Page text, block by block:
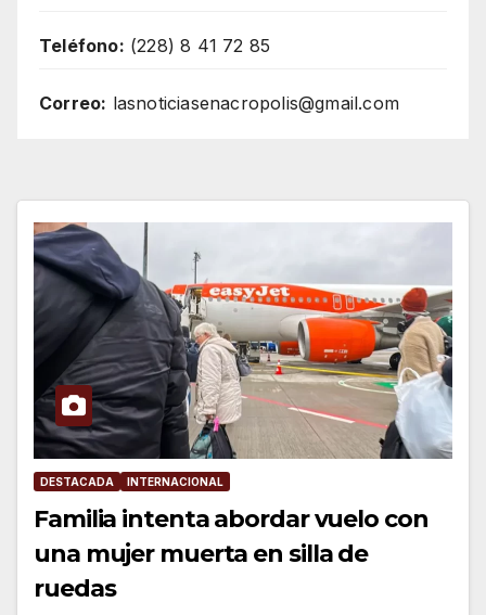
Teléfono: (228) 8 41 72 85
Correo: lasnoticiasenacropolis@gmail.com
DESTACADA INTERNACIONAL
Familia intenta abordar vuelo con
una mujer muerta en silla de
ruedas